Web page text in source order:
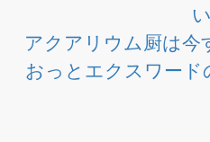
い
アクアリウム厨は今
おっとエクスワー